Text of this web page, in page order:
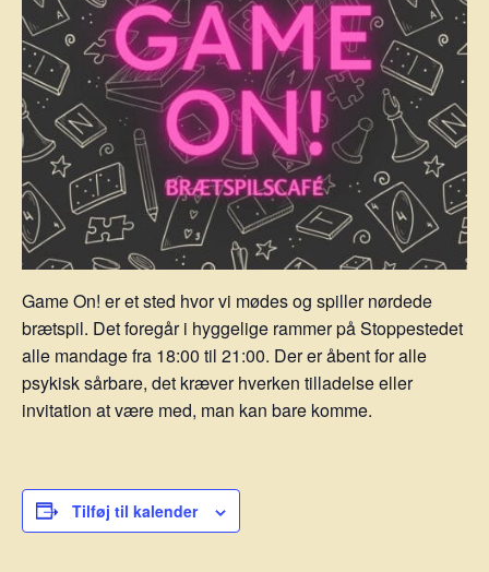
Game On! er et sted hvor vi mødes og spiller nørdede
brætspil. Det foregår i hyggelige rammer på Stoppestedet
alle mandage fra 18:00 til 21:00. Der er åbent for alle
psykisk sårbare, det kræver hverken tilladelse eller
invitation at være med, man kan bare komme.
Tilføj til kalender